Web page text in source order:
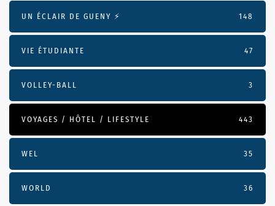
UN ÉCLAIR DE GUENY ⚡️ 148
VIE ÉTUDIANTE 47
VOLLEY-BALL 3
VOYAGES / HÔTEL / LIFESTYLE 443
WEL 35
WORLD 36